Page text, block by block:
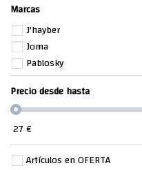
Marcas
J'hayber
Joma
Pablosky
Precio desde hasta
27€
Artículos en OFERTA